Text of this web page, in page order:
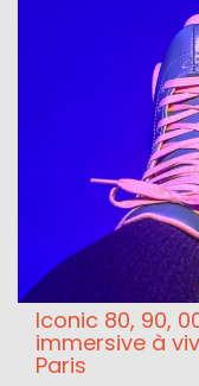
Iconic 80, 90,
immersive à
Paris